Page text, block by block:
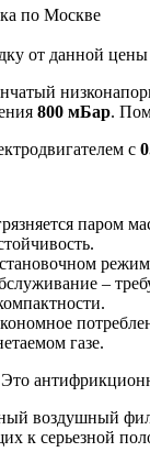
по Москве
от данной цены
800 мБар.
с
паром
–
газе.
воздушный
к серьезной